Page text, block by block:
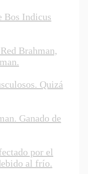
Bos Indicus
Brahman,
Quizá
Ganado de
por el
al frío.